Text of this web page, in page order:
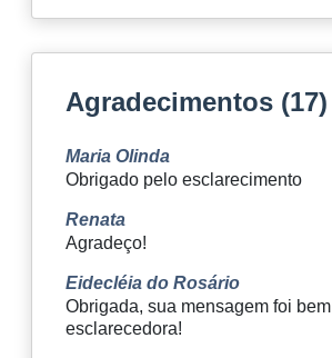
Agradecimentos (17)
Maria Olinda
Obrigado pelo esclarecimento
Renata
Agradeço!
Eidecléia do Rosário
Obrigada, sua mensagem foi bem
esclarecedora!